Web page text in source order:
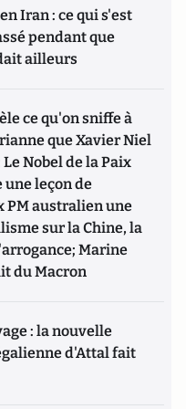
Iran : ce qui s'est
pendant que
ailleurs
ce qu'on sniffe à
que Xavier Niel
Nobel de la Paix
une leçon de
PM australien une
sur la Chine, la
Marine
du Macron
: la nouvelle
d'Attal fait